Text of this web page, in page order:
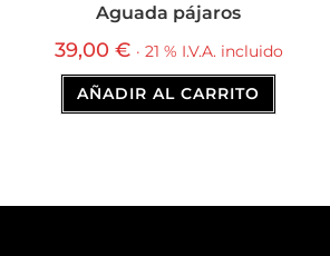
Aguada pájaros
39,00 € · 21 % I.V.A. incluido
AÑADIR AL CARRITO